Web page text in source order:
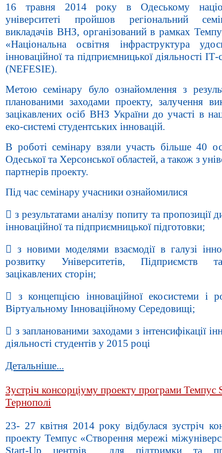
16 травня 2014 року в Одеському
університеті пройшов регіональний
викладачів ВНЗ, організований в рамках
«Національна освітня інфраструктура
інноваційної та підприємницької діяльності ІТ-
(NEFESIE).
Метою семінару було ознайомлення з
планованими заходами проекту, залучення
зацікавлених осіб ВНЗ України до участі в
еко-системі студентських інновацій.
В роботі семінару взяли участь більше 40
Одеської та Херсонської областей, а також з
партнерів проекту.
Під час семінару учасники ознайомилися
 з результатами аналізу попиту та пропозиції
інноваційної та підприємницької підготовки;
 з новими моделями взаємодії в галузі
розвитку Університетів, Підприємств
зацікавлених сторін;
 з концепцією інноваційної екосистеми і
Віртуальному Інноваційному Середовищі;
 з запланованими заходами з інтенсифікації
діяльності студентів у 2015 році
Детальніше...
Зустріч консорціуму проекту програми Темпус
Тернополі
23- 27 квітня 2014 року відбулася зустріч
проекту Темпус «Створення мережі
Start-Up центрів для підтримки та